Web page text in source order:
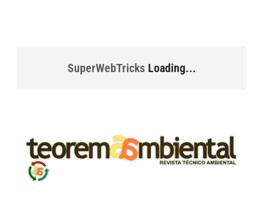
SuperWebTricksLoading...